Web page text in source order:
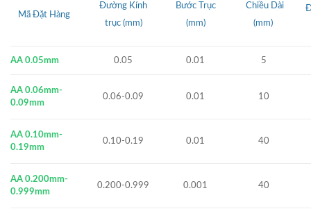
Mã Đặt Hàng
Đường Kính
trục (mm)
Bước Trục
(mm)
Chiều Dài
(mm)
AA 0.05mm 0.05 0.01 5
AA 0.06mm-
0.09mm
0.06-0.09 0.01 10
AA 0.10mm-
0.19mm
0.10-0.19 0.01 40
AA 0.200mm-
0.999mm
0.200-0.999 0.001 40